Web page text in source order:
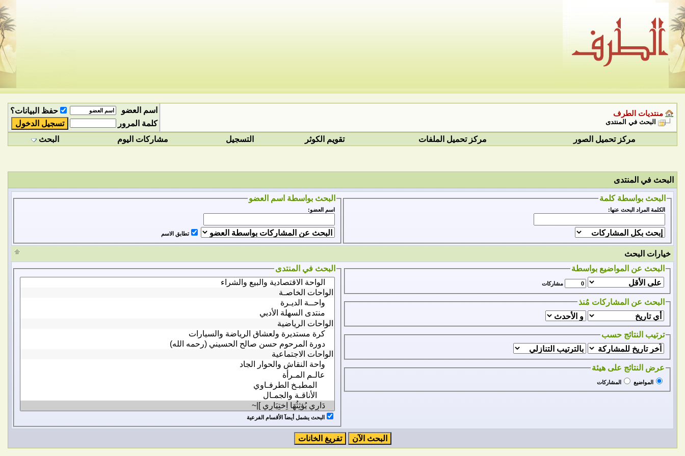
منتديات الطرف
البحث في المنتدى
اسم العضو
حفظ البيانات؟
كلمة المرور
مركز تحميل الصور
مركز تحميل الملفات تقويم الكوثر التسجيل مشاركات اليوم البحث
البحث في المنتدى
البحث بواسطة كلمة
الكلمة المراد البحث عنها:
البحث بواسطة اسم العضو
اسم العضو:
تطابق الاسم
خيارات البحث
البحث عن المواضيع بواسطة
مشاركات
البحث عن المشاركات مُنذ
ترتيب النتائج حسب
عرض النتائج على هيئة
المواضيع المشاركات
البحث في المنتدى
البحث يشمل أيضآ الأقسام الفرعية